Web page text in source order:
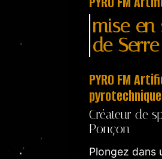
mise en
de
PYRO FM
pyrotechnique
Créateur de
Ponçon
Plongez dans